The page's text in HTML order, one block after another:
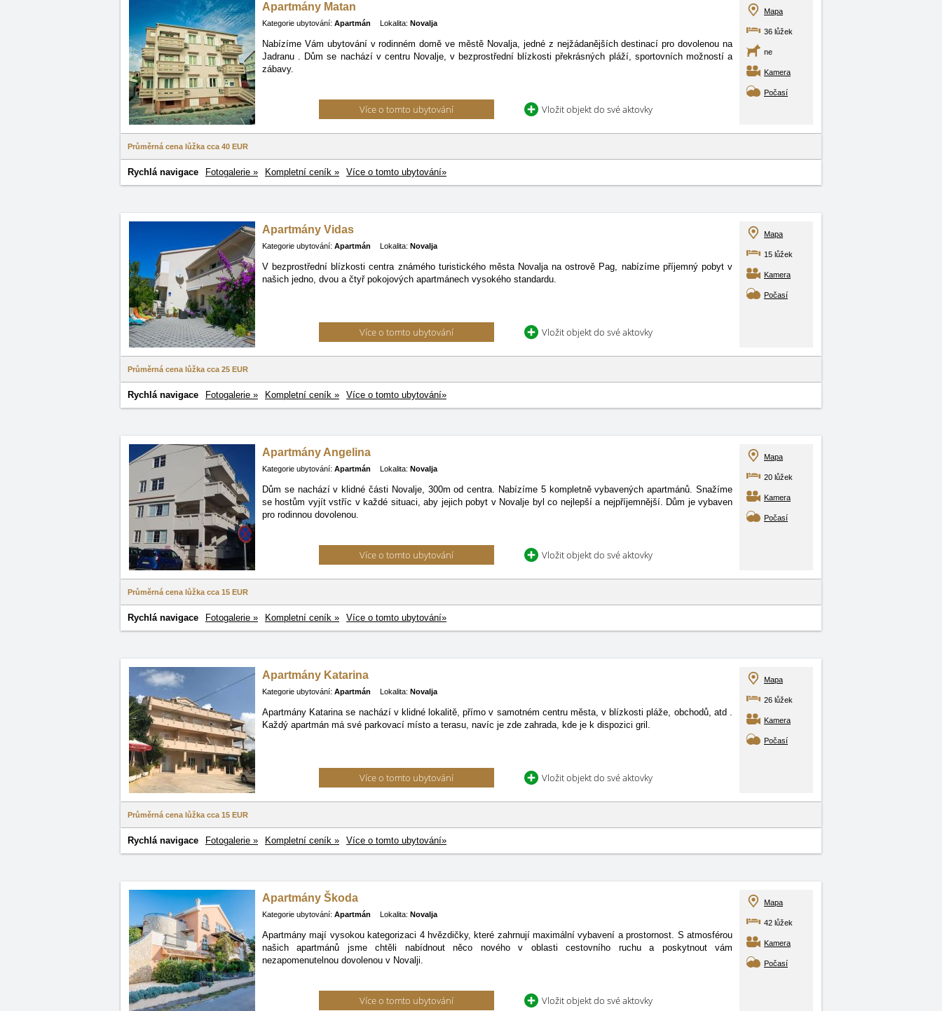
Apartmány Matan
Kategorie ubytování: Apartmán Lokalita: Novalja
Nabízíme Vám ubytování v rodinném domě ve městě Novalja, jedné z nejžádanějších destinací pro dovolenou na
Jadranu . Dům se nachází v centru Novalje, v bezprostřední blízkosti překrásných pláží, sportovních možností a
zábavy.
Více o tomto ubytování Vložit objekt do své aktovky
Mapa
36 lůžek
ne
Kamera
Počasí
Průměrná cena lůžka cca 40 EUR
Rychlá navigace Fotogalerie » Kompletní ceník » Více o tomto ubytování»
Apartmány Vidas
Kategorie ubytování: Apartmán Lokalita: Novalja
V bezprostřední blízkosti centra známého turistického města Novalja na ostrově Pag, nabízíme příjemný pobyt v
našich jedno, dvou a čtyř pokojových apartmánech vysokého standardu.
Více o tomto ubytování Vložit objekt do své aktovky
Mapa
15 lůžek
Kamera
Počasí
Průměrná cena lůžka cca 25 EUR
Rychlá navigace Fotogalerie » Kompletní ceník » Více o tomto ubytování»
Apartmány Angelina
Kategorie ubytování: Apartmán Lokalita: Novalja
Dům se nachází v klidné části Novalje, 300m od centra. Nabízíme 5 kompletně vybavených apartmánů. Snažíme
se hostům vyjít vstříc v každé situaci, aby jejich pobyt v Novalje byl co nejlepší a nejpříjemnější. Dům je vybaven
pro rodinnou dovolenou.
Více o tomto ubytování Vložit objekt do své aktovky
Mapa
20 lůžek
Kamera
Počasí
Průměrná cena lůžka cca 15 EUR
Rychlá navigace Fotogalerie » Kompletní ceník » Více o tomto ubytování»
Apartmány Katarina
Kategorie ubytování: Apartmán Lokalita: Novalja
Apartmány Katarina se nachází v klidné lokalitě, přímo v samotném centru města, v blízkosti pláže, obchodů, atd .
Každý apartmán má své parkovací místo a terasu, navíc je zde zahrada, kde je k dispozici gril.
Více o tomto ubytování Vložit objekt do své aktovky
Mapa
26 lůžek
Kamera
Počasí
Průměrná cena lůžka cca 15 EUR
Rychlá navigace Fotogalerie » Kompletní ceník » Více o tomto ubytování»
Apartmány Škoda
Kategorie ubytování: Apartmán Lokalita: Novalja
Apartmány mají vysokou kategorizaci 4 hvězdičky, které zahrnují maximální vybavení a prostornost. S atmosférou
našich apartmánů jsme chtěli nabídnout něco nového v oblasti cestovního ruchu a poskytnout vám
nezapomenutelnou dovolenou v Novalji.
Více o tomto ubytování Vložit objekt do své aktovky
Mapa
42 lůžek
Kamera
Počasí